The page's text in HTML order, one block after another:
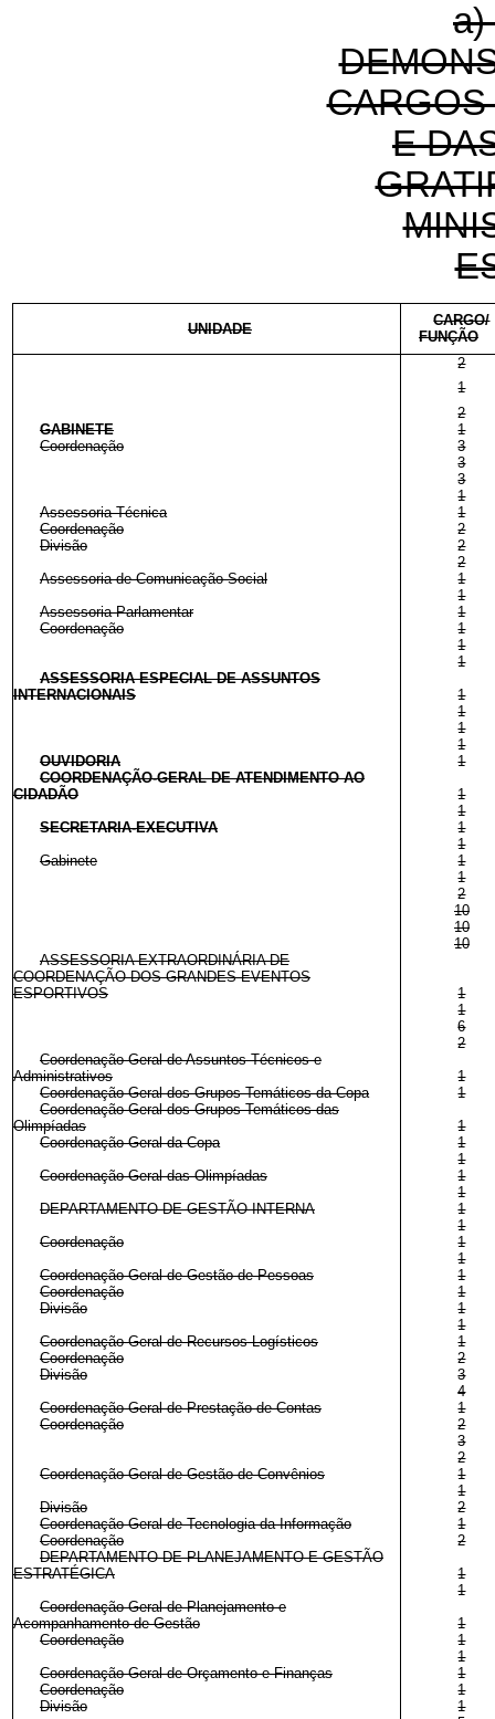
a)
E
UNIDADE
CARGO/
FUNÇÃO
2
1
2
GABINETE
1
Coordenação
3
3
3
1
Assessoria Técnica
1
Coordenação
2
Divisão
2
2
Assessoria de Comunicação Social
1
1
Assessoria Parlamentar
1
Coordenação
1
1
1
ASSESSORIA ESPECIAL DE ASSUNTOS
INTERNACIONAIS
1
1
1
1
OUVIDORIA
1
COORDENAÇÃO-GERAL DE ATENDIMENTO AO
CIDADÃO
1
1
SECRETARIA-EXECUTIVA
1
1
Gabinete
1
1
2
10
10
10
ASSESSORIA EXTRAORDINÁRIA DE
COORDENAÇÃO DOS GRANDES EVENTOS
ESPORTIVOS
1
1
6
2
Coordenação-Geral de Assuntos Técnicos e
Administrativos
1
Coordenação-Geral dos Grupos Temáticos da Copa
1
Coordenação-Geral dos Grupos Temáticos das
Olimpíadas
1
Coordenação-Geral da Copa
1
1
Coordenação-Geral das Olimpíadas
1
1
DEPARTAMENTO DE GESTÃO INTERNA
1
1
Coordenação
1
1
Coordenação-Geral de Gestão de Pessoas
1
Coordenação
1
Divisão
1
1
Coordenação-Geral de Recursos Logísticos
1
Coordenação
2
Divisão
3
4
Coordenação-Geral de Prestação de Contas
1
Coordenação
2
3
2
Coordenação-Geral de Gestão de Convênios
1
1
Divisão
2
Coordenação-Geral de Tecnologia da Informação
1
Coordenação
2
DEPARTAMENTO DE PLANEJAMENTO E GESTÃO
ESTRATÉGICA
1
1
Coordenação-Geral de Planejamento e
Acompanhamento de Gestão
1
Coordenação
1
1
Coordenação-Geral de Orçamento e Finanças
1
Coordenação
1
Divisão
1